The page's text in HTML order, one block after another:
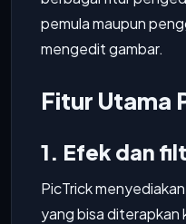
pemula maupun
mengedit gambar.
Fitur Utama
1. Efek dan
PicTrick
yang bisa diterapkan